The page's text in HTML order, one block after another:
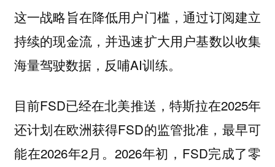
这一战略旨在降低用户门槛，通过订阅建立
持续的现金流，并迅速扩大用户基数以收集
海量驾驶数据，反哺AI训练。
目前FSD已经在北美推送，特斯拉在2025年
还计划在欧洲获得FSD的监管批准，最早可
能在2026年2月。2026年初，FSD完成了零